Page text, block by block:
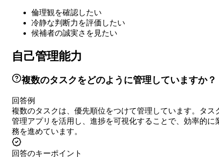
倫理観を確認したい
冷静な判断力を評価したい
候補者の誠実さを見たい
自己管理能力
複数のタスクをどのように管理していますか？
回答例
複数のタスクは、優先順位をつけて管理しています。タス
管理アプリを活用し、進捗を可視化することで、効率的に
務を進めています。
回答のキーポイント